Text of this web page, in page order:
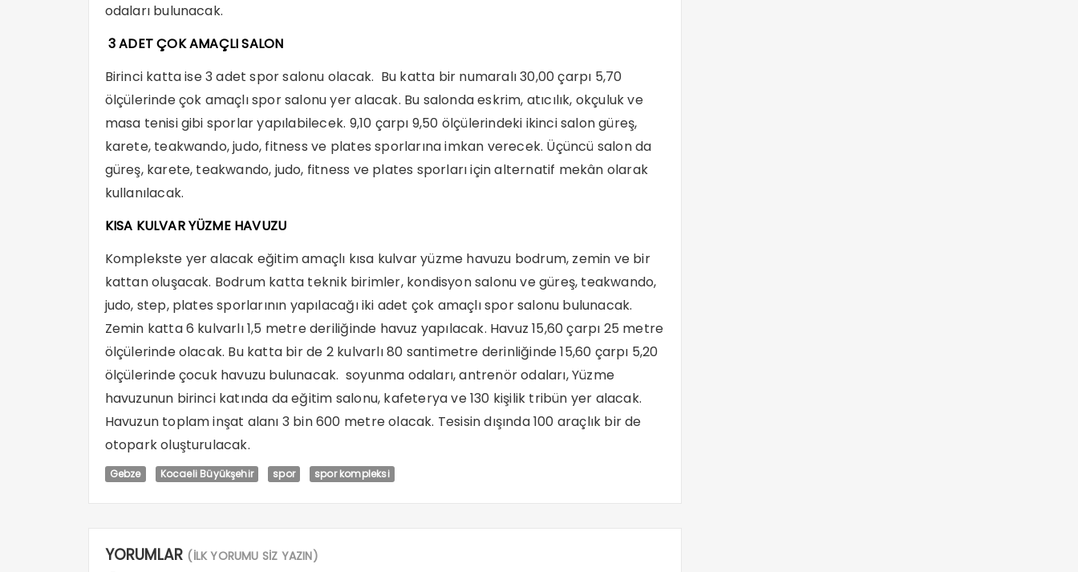
odaları bulunacak.
3 ADET ÇOK AMAÇLI SALON
Birinci katta ise 3 adet spor salonu olacak. Bu katta bir numaralı 30,00 çarpı 5,70
ölçülerinde çok amaçlı spor salonu yer alacak. Bu salonda eskrim, atıcılık, okçuluk ve
masa tenisi gibi sporlar yapılabilecek. 9,10 çarpı 9,50 ölçülerindeki ikinci salon güreş,
karete, teakwando, judo, fitness ve plates sporlarına imkan verecek. Üçüncü salon da
güreş, karete, teakwando, judo, fitness ve plates sporları için alternatif mekân olarak
kullanılacak.
KISA KULVAR YÜZME HAVUZU
Komplekste yer alacak eğitim amaçlı kısa kulvar yüzme havuzu bodrum, zemin ve bir
kattan oluşacak. Bodrum katta teknik birimler, kondisyon salonu ve güreş, teakwando,
judo, step, plates sporlarının yapılacağı iki adet çok amaçlı spor salonu bulunacak.
Zemin katta 6 kulvarlı 1,5 metre deriliğinde havuz yapılacak. Havuz 15,60 çarpı 25 metre
ölçülerinde olacak. Bu katta bir de 2 kulvarlı 80 santimetre derinliğinde 15,60 çarpı 5,20
ölçülerinde çocuk havuzu bulunacak. soyunma odaları, antrenör odaları, Yüzme
havuzunun birinci katında da eğitim salonu, kafeterya ve 130 kişilik tribün yer alacak.
Havuzun toplam inşat alanı 3 bin 600 metre olacak. Tesisin dışında 100 araçlık bir de
otopark oluşturulacak.
Gebze Kocaeli Büyükşehir spor spor kompleksi
YORUMLAR (İLK YORUMU SİZ YAZIN)